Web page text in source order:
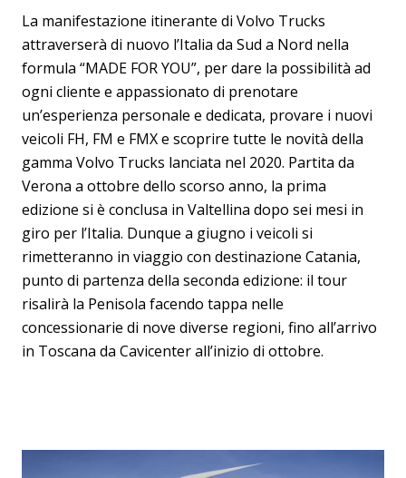
La manifestazione itinerante di Volvo Trucks
attraverserà di nuovo l’Italia da Sud a Nord nella
formula “MADE FOR YOU”, per dare la possibilità ad
ogni cliente e appassionato di prenotare
un’esperienza personale e dedicata, provare i nuovi
veicoli FH, FM e FMX e scoprire tutte le novità della
gamma Volvo Trucks lanciata nel 2020. Partita da
Verona a ottobre dello scorso anno, la prima
edizione si è conclusa in Valtellina dopo sei mesi in
giro per l’Italia. Dunque a giugno i veicoli si
rimetteranno in viaggio con destinazione Catania,
punto di partenza della seconda edizione: il tour
risalirà la Penisola facendo tappa nelle
concessionarie di nove diverse regioni, fino all’arrivo
in Toscana da Cavicenter all’inizio di ottobre.